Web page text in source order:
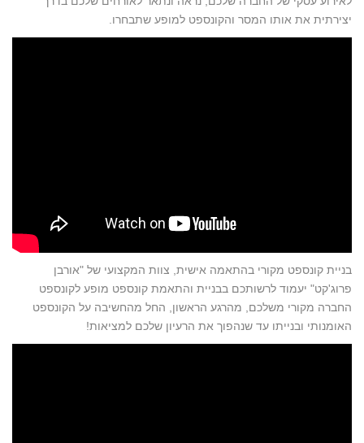
יצירתית את אותו המסר והקונספט למופע שתבחרו.
בניית קונספט מקורי בהתאמה אישית, צוות המקצועי של "אורבן
פרוג'קט" יעמוד לרשותכם בבניית והתאמת קונספט מופע לקונספט
החברה מקורי משלכם, מהרגע הראשון, החל מהחשיבה על הקונספט
האומנותי ובנייתו עד שנהפוך את הרעיון שלכם למציאות!